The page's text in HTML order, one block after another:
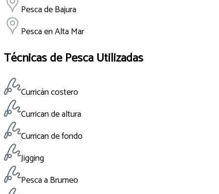
Pesca de Bajura
Pesca en Alta Mar
Técnicas de Pesca Utilizadas
Curricán costero
Currican de altura
Currican de fondo
Jigging
Pesca a Brumeo